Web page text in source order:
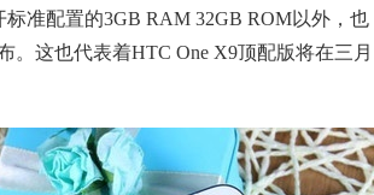
准配置的3GB RAM 32GB ROM以外，也
。这也代表着HTC One X9顶配版将在三月